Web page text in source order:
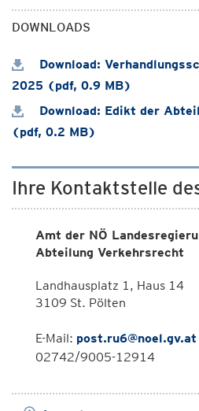
DOWNLOADS
Download:
2025 (pdf, 0.9 MB)
Download: Edikt der
(pdf, 0.2 MB)
Ihre Kontaktstelle
Amt der NÖ
Abteilung Verkehrsrecht
Landhausplatz 1, Haus 14
3109 St. Pölten
E-Mail: post.ru6@noel.gv.at
02742/9005-12914